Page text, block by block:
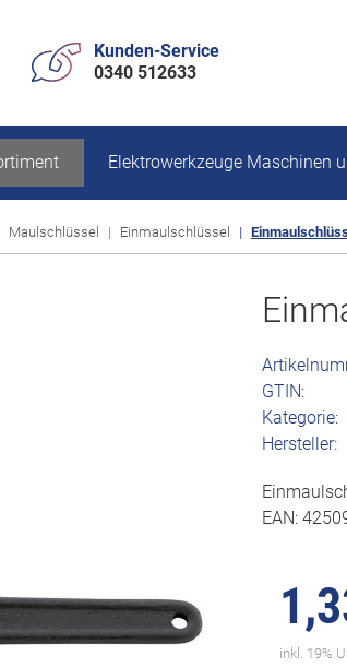
Kunden-Service
0340 512633
Elektrowerkzeuge Maschinen
Maulschlüssel Einmaulschlüssel
GTIN:
Kategorie:
Hersteller:
EAN:
inkl. 19%